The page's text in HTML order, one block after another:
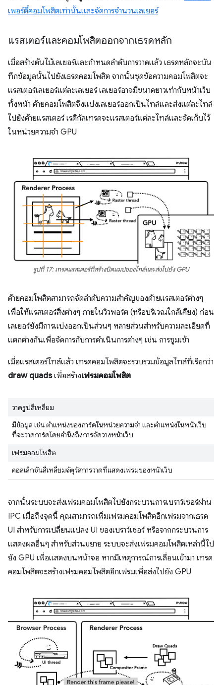
เพอร์ตี้คอมโพสิตเท่านั้นและจัดการจำนวนเลเยอร์
แรสเตอร์และคอมโพสิตออกจากเธรดหลัก
เมื่อสร้างต้นไม้เลเยอร์และกำหนดลําดับการวาดแล้ว เธรดหลักจะบัน
ทึกข้อมูลนั้นไปยังเธรดคอมโพสิต จากนั้นชุดข้อความคอมโพสิตจะ
แรสเตอร์เลเยอร์แต่ละเลเยอร์ เลเยอร์อาจมีขนาดยาวเท่ากับหน้าเว็บ
ทั้งหน้า ด้ายคอมโพสิตจึงแบ่งเลเยอร์ออกเป็นไทล์และส่งแต่ละไทล์
ไปยังด้ายแรสเตอร์ เรดิกัลเทรดจะแรสเตอร์แต่ละไทล์และจัดเก็บไว้
ในหน่วยความจำ GPU
รูปที่ 17: เทรดแรสเตอร์ที่สร้างบิตแมปของไทล์และส่งไปยัง GPU
ด้ายคอมโพสิตสามารถจัดลําดับความสําคัญของด้ายแรสเตอร์ต่างๆ
เพื่อให้แรสเตอร์สิ่งต่างๆ ภายในวิวพอร์ต (หรือบริเวณใกล้เคียง) ก่อน
เลเยอร์ยังมีการแบ่งออกเป็นส่วนๆ หลายส่วนสำหรับความละเอียดที่
แตกต่างกันเพื่อจัดการกับการดำเนินการต่างๆ เช่น การซูมเข้า
เมื่อแรสเตอร์ไทล์แล้ว เทรดคอมโพสิตจะรวบรวมข้อมูลไทล์ที่เรียกว่า
draw quadsเพื่อสร้างเฟรมคอมโพสิต
วาดรูปสี่เหลี่ยม
มีข้อมูล เช่น ตําแหน่งของการ์ดในหน่วยความจํา และตําแหน่งในหน้าเว็บ
ที่จะวาดการ์ดโดยคํานึงถึงการจัดวางหน้าเว็บ
เฟรมคอมโพสิต
คอลเล็กชันสี่เหลี่ยมจัตุรัสการวาดที่แสดงเฟรมของหน้าเว็บ
จากนั้นระบบจะส่งเฟรมคอมโพสิตไปยังกระบวนการเบราว์เซอร์ผ่าน
IPC เมื่อถึงจุดนี้ คุณสามารถเพิ่มเฟรมคอมโพสิตอีกเฟรมจากเธรด
UI สำหรับการเปลี่ยนแปลง UI ของเบราว์เซอร์ หรือจากกระบวนการ
แสดงผลอื่นๆ สำหรับส่วนขยาย ระบบจะส่งเฟรมคอมโพสิตเหล่านี้ไป
ยัง GPU เพื่อแสดงบนหน้าจอ หากมีเหตุการณ์การเลื่อนเข้ามา เทรด
คอมโพสิตจะสร้างเฟรมคอมโพสิตอีกเฟรมเพื่อส่งไปยัง GPU